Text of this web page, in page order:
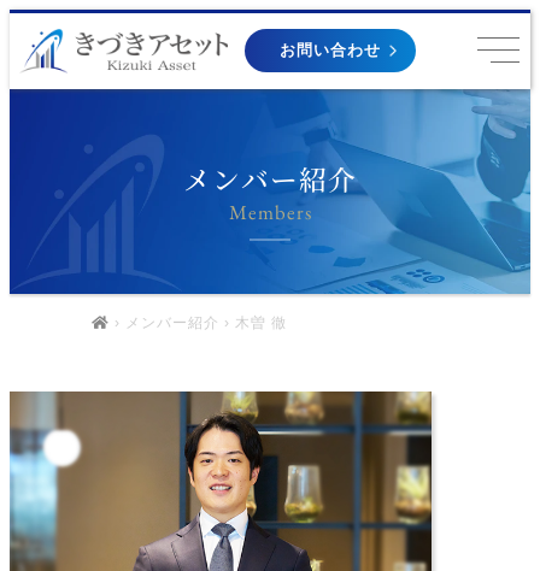
お問い合わせ
メンバー紹介
Members
› メンバー紹介 › 木曽 徹